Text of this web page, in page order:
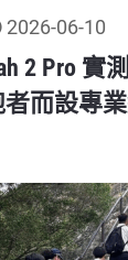
2026-06-10
2 Pro 實
者而設專